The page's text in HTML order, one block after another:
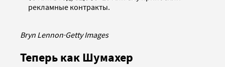
рекламные контракты.
Bryn Lennon·Getty Images
Теперь как Шумахер